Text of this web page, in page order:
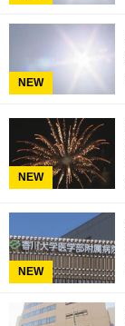
NEW
NEW
NEW